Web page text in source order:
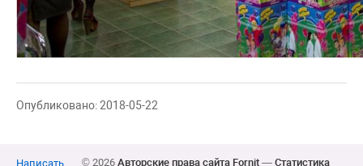
Опубликовано: 2018-05-22
Написать © 2026 Авторские права сайта Fornit— Статистика